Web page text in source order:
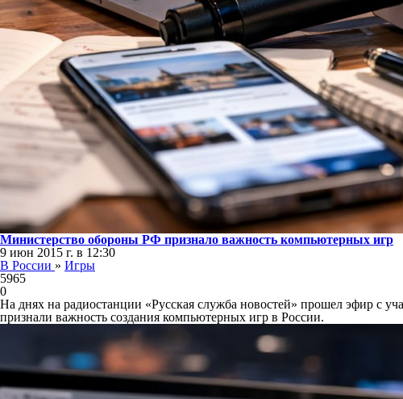
Министерство обороны РФ признало важность компьютерных игр
9 июн 2015 г. в 12:30
В России » Игры
5965
0
На днях на радиостанции «Русская служба новостей» прошел эфир с
признали важность создания компьютерных игр в России.